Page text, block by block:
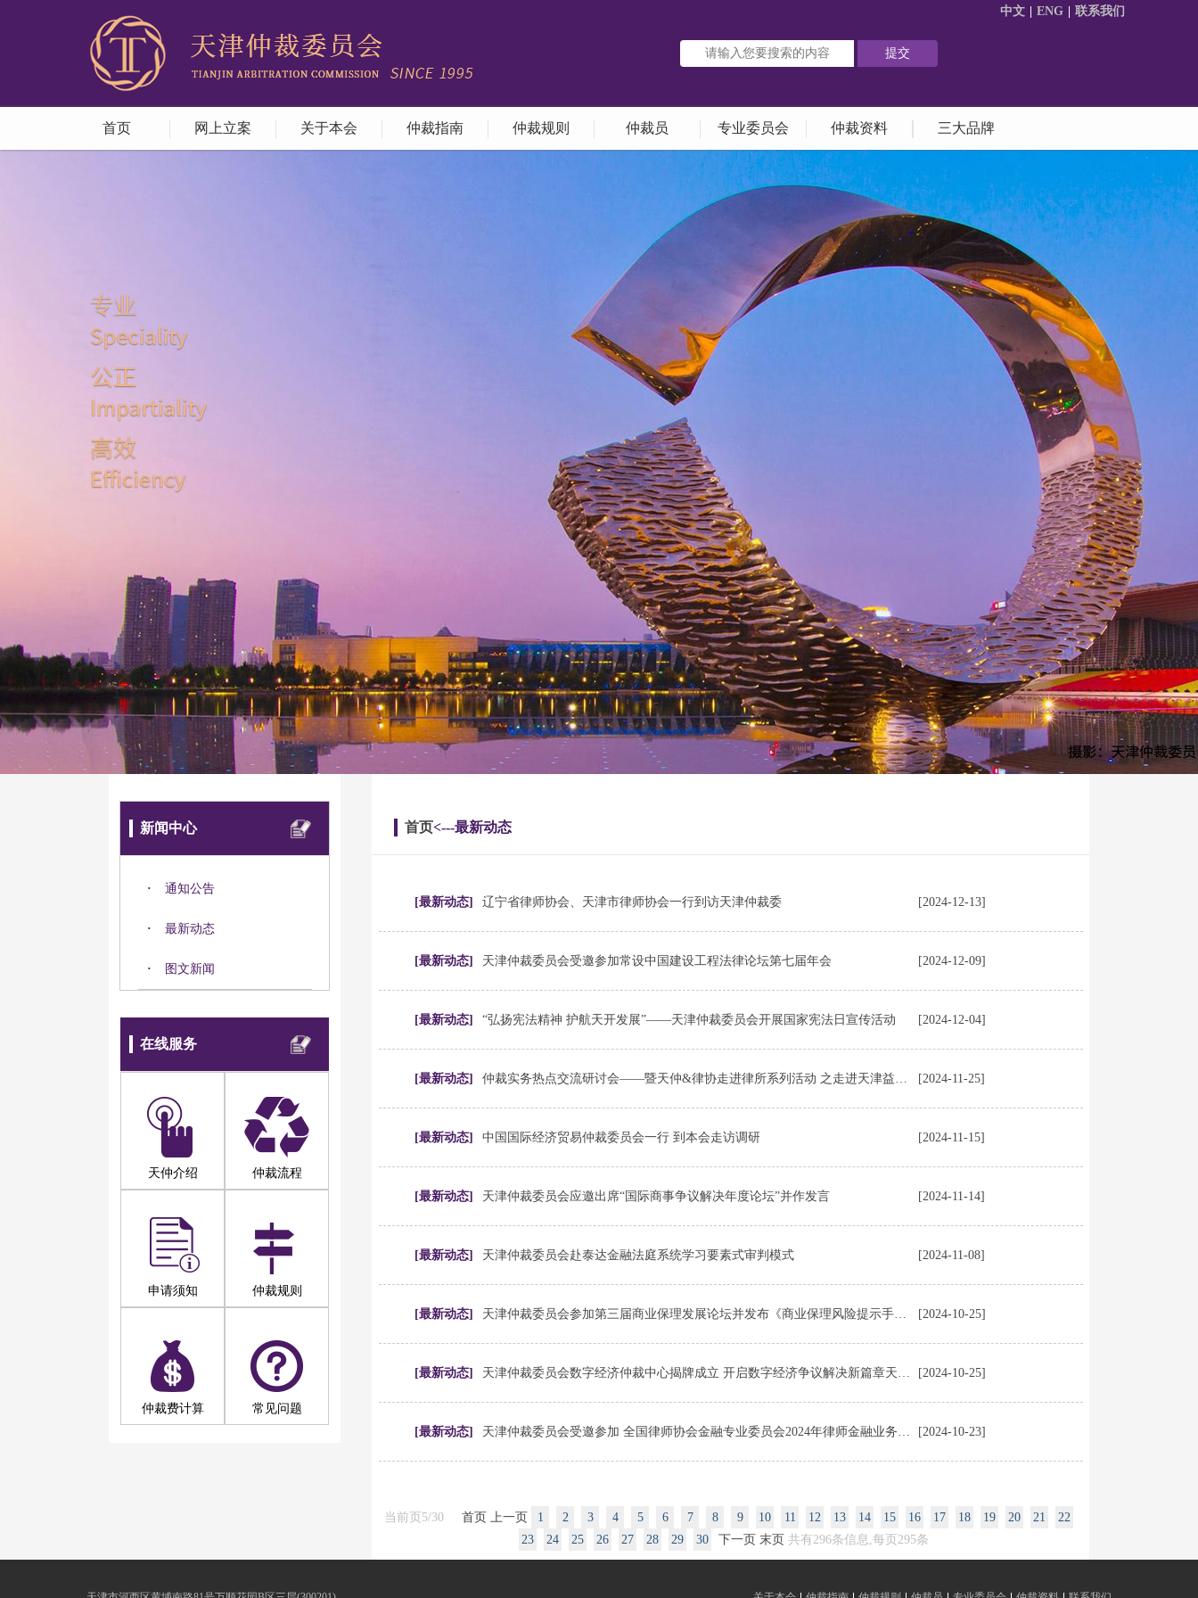
中文 ENG 联系我们
首页 网上立案 关于本会 仲裁指南 仲裁规则 仲裁员 专业委员会 仲裁资料 三大品牌
新闻中心
· 通知公告
· 最新动态
· 图文新闻
在线服务
天仲介绍 仲裁流程
申请须知 仲裁规则
仲裁费计算 常见问题
首页<---最新动态
[最新动态] 辽宁省律师协会、天津市律师协会一行到访天津仲裁委 [2024-12-13]
[最新动态] 天津仲裁委员会受邀参加常设中国建设工程法律论坛第七届年会 [2024-12-09]
[最新动态] “弘扬宪法精神 护航天开发展”——天津仲裁委员会开展国家宪法日宣传活动 [2024-12-04]
[最新动态] 仲裁实务热点交流研讨会——暨天仲&律协走进律所系列活动 之走进天津益清律师事务所 [2024-11-25]
[最新动态] 中国国际经济贸易仲裁委员会一行 到本会走访调研 [2024-11-15]
[最新动态] 天津仲裁委员会应邀出席“国际商事争议解决年度论坛”并作发言 [2024-11-14]
[最新动态] 天津仲裁委员会赴泰达金融法庭系统学习要素式审判模式 [2024-11-08]
[最新动态] 天津仲裁委员会参加第三届商业保理发展论坛并发布《商业保理风险提示手册》 [2024-10-25]
[最新动态] 天津仲裁委员会数字经济仲裁中心揭牌成立 开启数字经济争议解决新篇章天津仲裁委员会数字经济仲裁中心揭牌成立 开启数字经济争议解决新篇章 [2024-10-25]
[最新动态] 天津仲裁委员会受邀参加 全国律师协会金融专业委员会2024年律师金融业务创新与发展交流会 [2024-10-23]
当前页5/30 首页 上一页 1 2 3 4 5 6 7 8 9 10 11 12 13 14 15 16 17 18 19 20 21
22
23
24 25 26 27 28 29 30 下一页 末页 共有296条信息,每页295条